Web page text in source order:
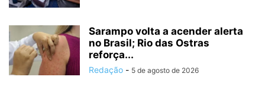
Sarampo volta a acender alerta
no Brasil; Rio das Ostras
reforça...
Redação - 5 de agosto de 2026